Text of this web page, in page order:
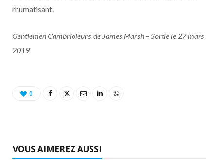
rhumatisant.
Gentlemen Cambrioleurs, de James Marsh – Sortie le 27 mars
2019
0
VOUS AIMEREZ AUSSI